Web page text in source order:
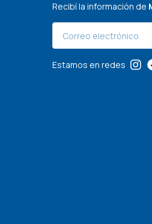
Recibí la información de
Estamos en redes